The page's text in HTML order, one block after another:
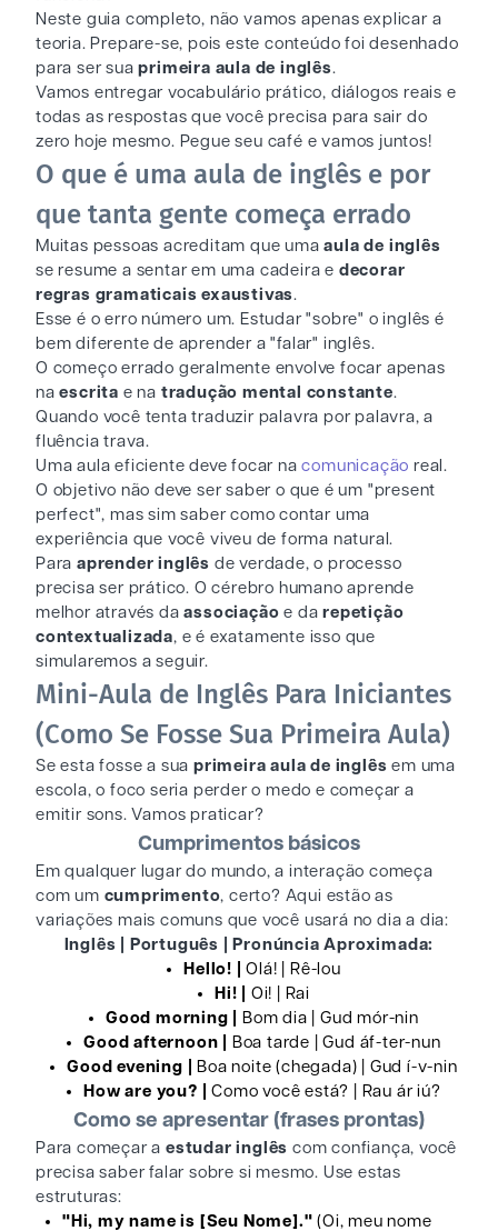
Neste guia completo, não vamos apenas explicar a
teoria. Prepare-se, pois este conteúdo foi desenhado
para ser suaprimeira aula de inglês.
Vamos entregar vocabulário prático, diálogos reais e
todas as respostas que você precisa para sair do
zero hoje mesmo. Pegue seu café e vamos juntos!
O que é uma aula de inglês e por
que tanta gente começa errado
Muitas pessoas acreditam que umaaula de inglês
se resume a sentar em uma cadeira e decorar
regras gramaticais exaustivas.
Esse é o erro número um. Estudar "sobre" o inglês é
bem diferente de aprender a "falar" inglês.
O começo errado geralmente envolve focar apenas
naescrita e na tradução mental constante.
Quando você tenta traduzir palavra por palavra, a
fluência trava.
Uma aula eficiente deve focar na comunicação real.
O objetivo não deve ser saber o que é um "present
perfect", mas sim saber como contar uma
experiência que você viveu de forma natural.
Para aprender inglês de verdade, o processo
precisa ser prático. O cérebro humano aprende
melhor através daassociação e darepetição
contextualizada, e é exatamente isso que
simularemos a seguir.
Mini-Aula de Inglês Para Iniciantes
(Como Se Fosse Sua Primeira Aula)
Se esta fosse a sua primeira aula de inglês em uma
escola, o foco seria perder o medo e começar a
emitir sons. Vamos praticar?
Cumprimentos básicos
Em qualquer lugar do mundo, a interação começa
com um cumprimento, certo? Aqui estão as
variações mais comuns que você usará no dia a dia:
Inglês | Português | Pronúncia Aproximada:
Hello! |Olá! | Rê-lou
Hi! | Oi! | Rai
Good morning |
Bom dia | Gud mór-nin
Good afternoon |
Boa tarde | Gud áf-ter-nun
Good evening |
Boa noite (chegada) | Gud í-v-nin
How are you? |Como você está? | Rau ár iú?
Como se apresentar (frases prontas)
Para começar a estudar inglês com confiança, você
precisa saber falar sobre si mesmo. Use estas
estruturas:
"Hi, my name is [Seu Nome]." (Oi, meu nome